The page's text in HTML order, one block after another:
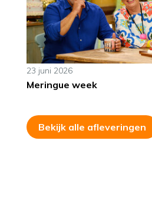
23 juni 2026
Meringue week
Bekijk alle afleveringen